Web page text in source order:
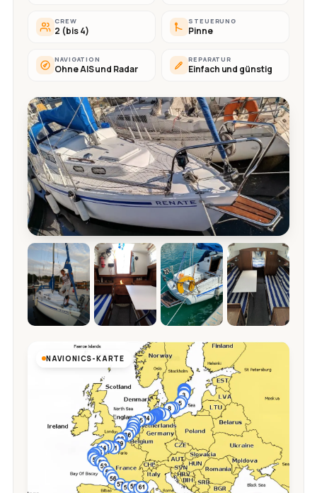
CREW
2 (bis 4)
STEUERUNG
Pinne
NAVIGATION
Ohne AIS und Radar
REPARATUR
Einfach und günstig
NAVIONICS-KARTE